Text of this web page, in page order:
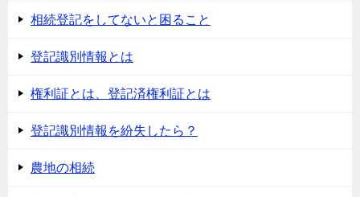
相続登記をしてないと困ること
登記識別情報とは
権利証とは、登記済権利証とは
登記識別情報を紛失したら？
農地の相続